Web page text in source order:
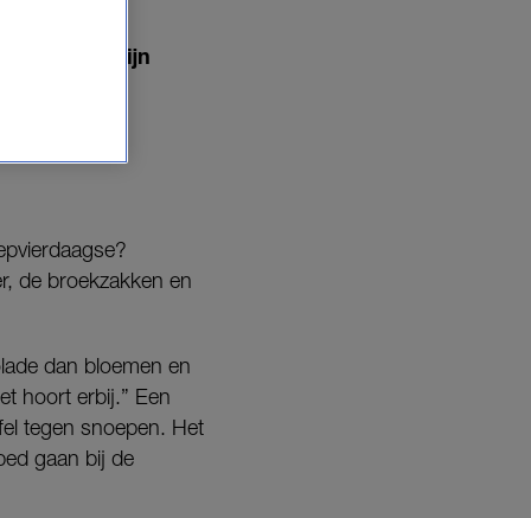
snoepfestijn
de broekzakken en
dan bloemen en
hoort erbij.” Een
tegen snoepen. Het
gaan bij de